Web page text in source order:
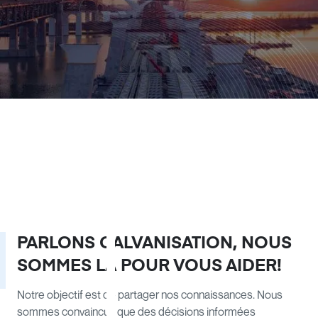
PARLONS GALVANISATION, NOUS
SOMMES LÀ POUR VOUS AIDER!
Notre objectif est de partager nos connaissances. Nous
sommes convaincus que des décisions informées